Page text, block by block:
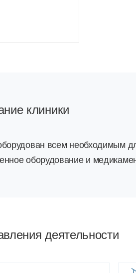
клиники
всем необходимым
оборудование и
деятельности